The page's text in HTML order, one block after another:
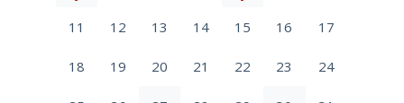
11 12 13 14 15 16 17
18 19 20 21 22 23 24